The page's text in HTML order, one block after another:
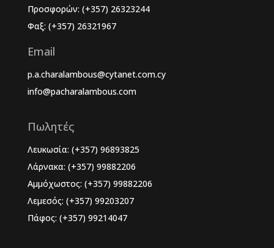
Προσφορών: (+357) 26323244
Φαξ: (+357) 26321967
Email
p.a.charalambous@cytanet.com.cy
info@pacharalambous.com
Πωλητές
Λευκωσία: (+357) 96893825
Λάρνακα: (+357) 99882206
Αμμόχωστος: (+357) 99882206
Λεμεσός: (+357) 99203207
Πάφος: (+357) 99214047